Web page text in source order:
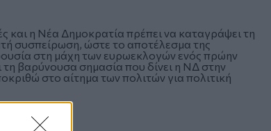
και η Νέα Δημοκρατία πρέπει να καταγράψει τη
συσπείρωση, ώστε το αποτέλεσμα της
στη μάχη των ευρωεκλογών ενός πρώην
βαρύνουσα σημασία που δίνει η ΝΔ στην
στο αίτημα των πολιτών για πολιτική